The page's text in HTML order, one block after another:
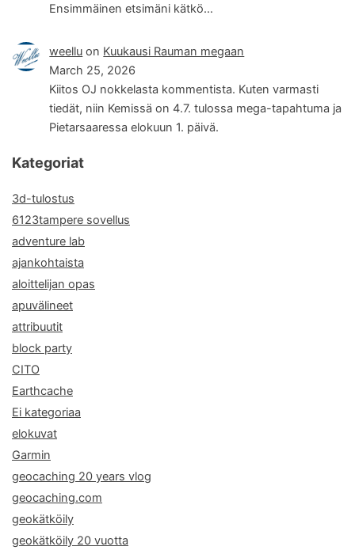
Ensimmäinen etsimäni kätkö…
weellu on Kuukausi Rauman megaan
March 25, 2026
Kiitos OJ nokkelasta kommentista. Kuten varmasti
tiedät, niin Kemissä on 4.7. tulossa mega-tapahtuma ja
Pietarsaaressa elokuun 1. päivä.
Kategoriat
3d-tulostus
6123tampere sovellus
adventure lab
ajankohtaista
aloittelijan opas
apuvälineet
attribuutit
block party
CITO
Earthcache
Ei kategoriaa
elokuvat
Garmin
geocaching 20 years vlog
geocaching.com
geokätköily
geokätköily 20 vuotta